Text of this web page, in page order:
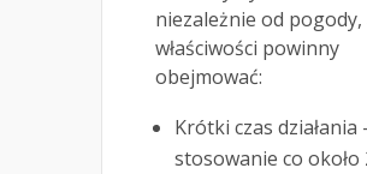
niezależnie od pogody,
właściwości powinny
obejmować:
Krótki czas działania
stosowanie co około